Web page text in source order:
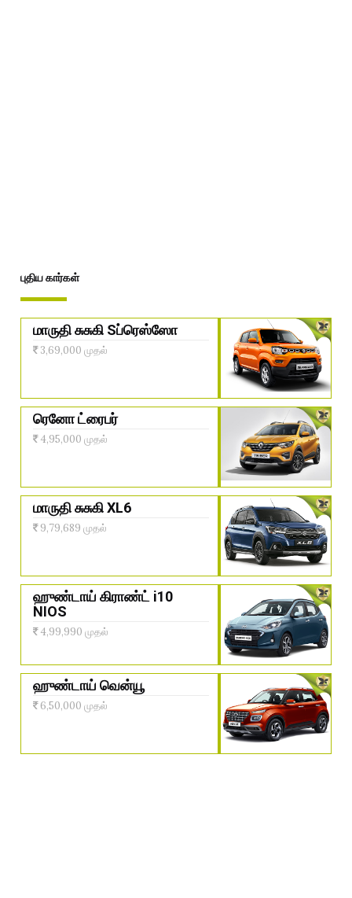
புதிய கார்கள்
மாருதி சுசுகி Sப்ரெஸ்ஸோ
3,69,000 முதல்
ரெனோ ட்ரைபர்
4,95,000 முதல்
மாருதி சுசுகி XL6
9,79,689 முதல்
ஹுண்டாய் கிராண்ட் i10
NIOS
4,99,990 முதல்
ஹுண்டாய் வென்யூ
6,50,000 முதல்